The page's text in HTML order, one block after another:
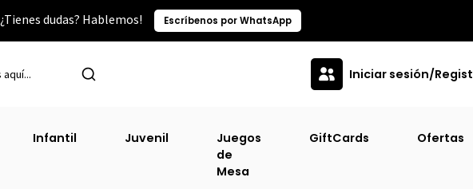
¿Tienes dudas? Hablemos! Escríbenos por WhatsApp
Iniciar sesión/
Infantil Juvenil
Juegos
de
Mesa
GiftCards Ofertas
Caligrafia En Cuadricula 1º